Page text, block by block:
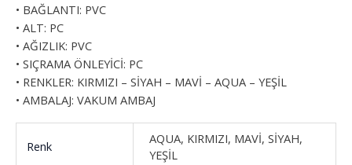
• BAĞLANTI: PVC
• ALT: PC
• AĞIZLIK: PVC
• SIÇRAMA ÖNLEYİCİ: PC
• RENKLER: KIRMIZI – SİYAH – MAVİ – AQUA – YEŞİL
• AMBALAJ: VAKUM AMBAJ
Renk
AQUA, KIRMIZI, MAVİ, SİYAH,
YEŞİL